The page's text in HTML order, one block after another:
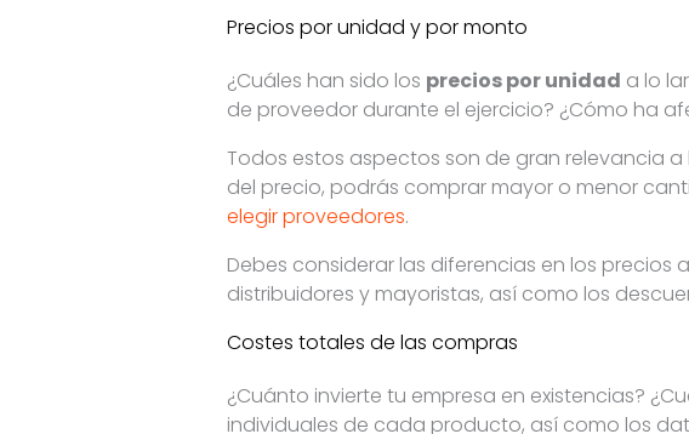
Precios por unidad y por monto
¿Cuáles han sido los precios por unidad a lo
de proveedor durante el ejercicio? ¿Cómo ha
Todos estos aspectos son de gran relevancia
del precio, podrás comprar mayor o menor
elegir proveedores.
Debes considerar las diferencias en los
distribuidores y mayoristas, así como los
Costes totales de las compras
¿Cuánto invierte tu empresa en existencias?
individuales de cada producto, así como los